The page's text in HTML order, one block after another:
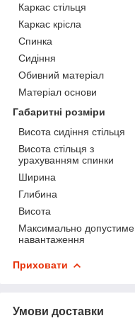
Каркас стільця
Каркас крісла
Спинка
Сидіння
Обивний матеріал
Матеріал основи
Габаритні розміри
Висота сидіння стільця
Висота стільця з
урахуванням спинки
Ширина
Глибина
Висота
Максимально допустиме
навантаження
Приховати
Умови доставки